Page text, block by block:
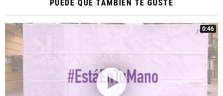
PUEDE QUE TAMBIÉN TE GUSTE
0:46